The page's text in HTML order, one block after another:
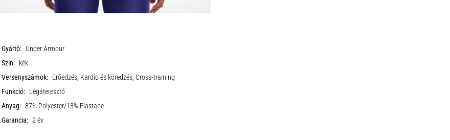
Gyártó: Under Armour
Szín: kék
Versenyszámok: Erőedzés, Kardio és köredzés, Cross-training
Funkció: Légáteresztő
Anyag: 87% Polyester/13% Elastane
Garancia: 2 év